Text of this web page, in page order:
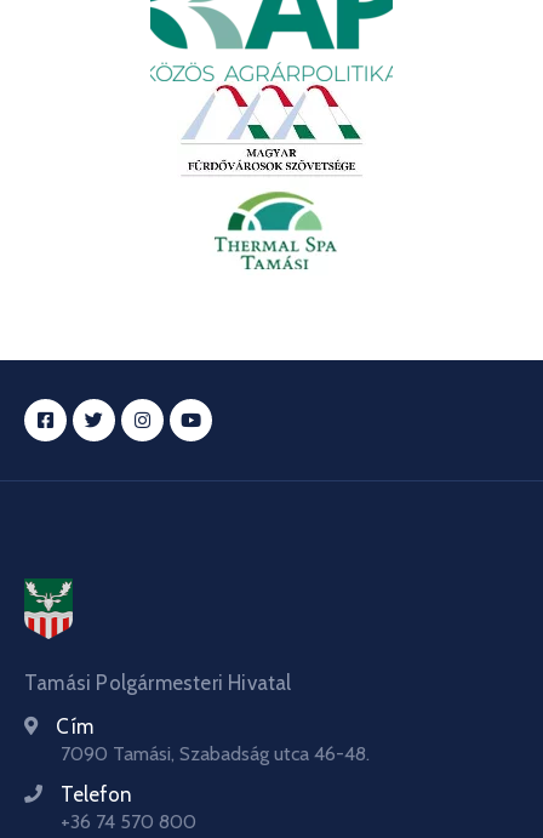
Tamási Polgármesteri Hivatal
Cím
7090 Tamási, Szabadság utca 46-48.
Telefon
+36 74 570 800